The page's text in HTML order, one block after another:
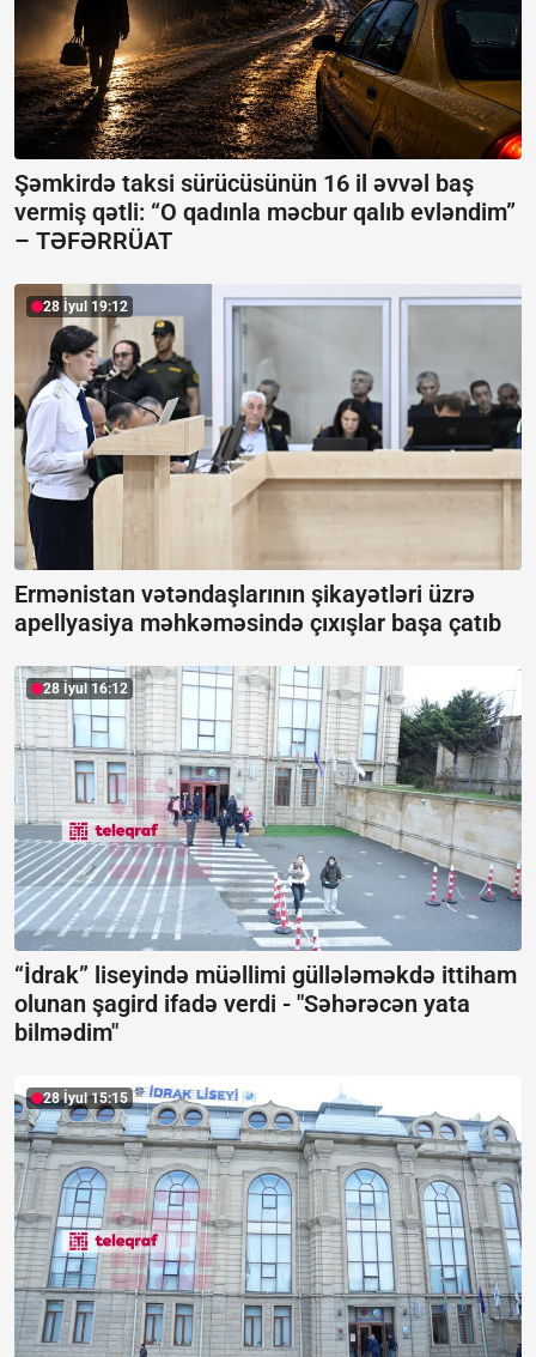
Şəmkirdə taksi sürücüsünün 16 il əvvəl baş
vermiş qətli: “O qadınla məcbur qalıb evləndim”
– TƏFƏRRÜAT
28 İyul 19:12
Ermənistan vətəndaşlarının şikayətləri üzrə
apellyasiya məhkəməsində çıxışlar başa çatıb
28 İyul 16:12
“İdrak” liseyində müəllimi güllələməkdə ittiham
olunan şagird ifadə verdi - "Səhərəcən yata
bilmədim"
28 İyul 15:15